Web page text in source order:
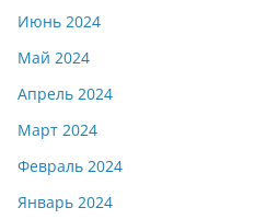
Июнь 2024
Май 2024
Апрель 2024
Март 2024
Февраль 2024
Январь 2024